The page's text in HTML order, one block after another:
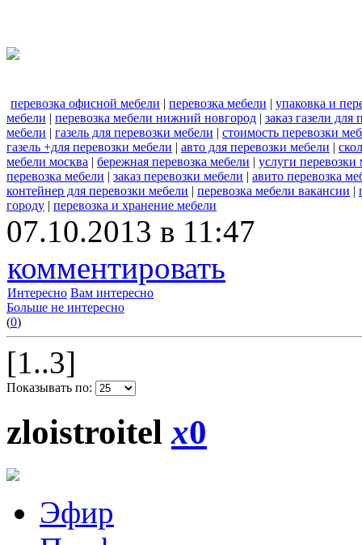
перевозка офисной мебели | перевозка мебели | упаковка и
мебели | перевозка мебели нижний новгород | заказ газели для
мебели | газель для перевозки мебели | стоимость перевозки
газель +для перевозки мебели | авто для перевозки мебели |
мебели москва | бережная перевозка мебели | услуги перевозки
перевозка мебели | заказ перевозки мебели | авито перевозка
контейнер для перевозки мебели | перевозка мебели вакансии |
городу | перевозка и хранение мебели
07.10.2013 в 11:47
комментировать
Интересно Вам интересно
Больше не интересно
(0)
[1..3]
Показывать по:
zloistroitelx0
Эфир